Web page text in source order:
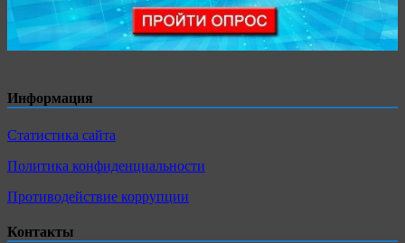
Информация
Статистика сайта
Политика конфиденциальности
Противодействие коррупции
Контакты